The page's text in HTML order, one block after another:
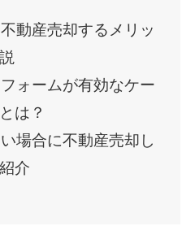
動産売却するメリッ
ォームが有効なケー
は？
場合に不動産売却し
介